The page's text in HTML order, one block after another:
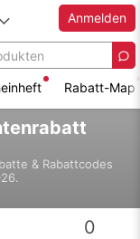
Anmelden
Rabatt-Map
& Rabattcodes
0